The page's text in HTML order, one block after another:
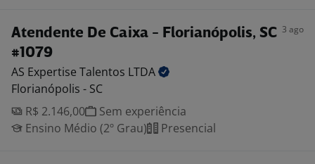
Atendente De Caixa - Florianópolis, SC
#1079
3 ago
AS Expertise Talentos LTDA
Florianópolis - SC
R$ 2.146,00
Sem experiência
Ensino Médio (2º Grau)
Presencial